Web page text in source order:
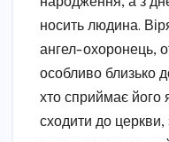
носить людина.
ангел-охоронець,
особливо близько
хто сприймає його
сходити до церкви,